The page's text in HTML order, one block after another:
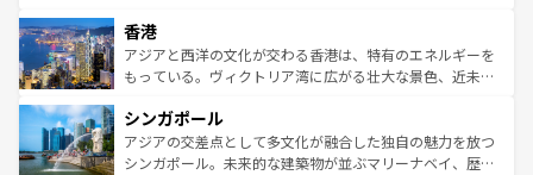
とつ。フォーやバインミー、ベトナムコーヒーなどは、ぜ
ひ現地で味わいたい。どの地域を訪れてもあたたかい人々
が旅行者を迎えてくれるので、きっと忘れられない旅にな
参照してほしい。
の活気が交差している。北部ではチェンマイなどの山岳地
帯で自然と触れ合い、南部ではプーケットやクラビの美し
いビーチでリゾート気分を楽しむことができる。タイ料理
激する。気候は一年中温暖で、どの季節にも異なる楽しみ
が待っている。親しみやすいタイの人々、仏教を中心とし
た文化、そして多様な観光資源が、訪れる旅人を魅了し続
香港
アジアと西洋の文化が交わる香港は、特有のエネルギーを
もっている。ヴィクトリア湾に広がる壮大な景色、近未来
み、どこを訪れても感動するはず。観光スポットが密集し
ており、効率よく見どころを回れるのも魅力。息をのむよ
うな絶景から文化的な体験まで、香港を存分に楽しみ尽く
シンガポール
アジアの交差点として多文化が融合した独自の魅力を放つ
シンガポール。未来的な建築物が並ぶマリーナベイ、歴史